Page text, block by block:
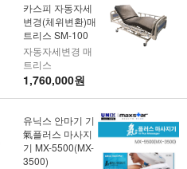
카스피 자동자세
변경(체위변환)매
트리스 SM-100
자동자세변경 매
트리스
1,760,000원
유닉스 안마기 기
氣플러스 마사지
기 MX-5500(MX-
3500)